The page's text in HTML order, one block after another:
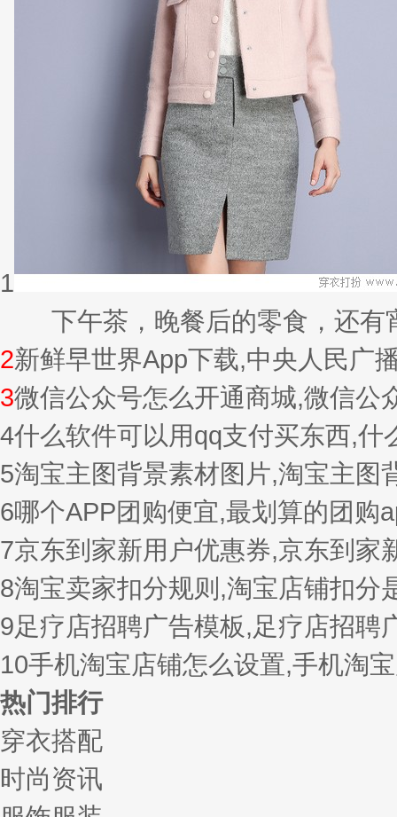
1
下午茶，晚餐后的零食，还有
2新鲜早世界App下载,中央人民广
3微信公众号怎么开通商城,微信公
4什么软件可以用qq支付买东西,什
5淘宝主图背景素材图片,淘宝主图
6哪个APP团购便宜,最划算的团购
7京东到家新用户优惠券,京东到家
8淘宝卖家扣分规则,淘宝店铺扣分
9足疗店招聘广告模板,足疗店招聘
10手机淘宝店铺怎么设置,手机淘
热门排行
穿衣搭配
时尚资讯